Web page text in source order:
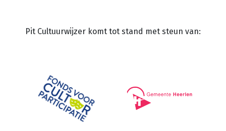
Pit Cultuurwijzer komt tot stand met steun van: